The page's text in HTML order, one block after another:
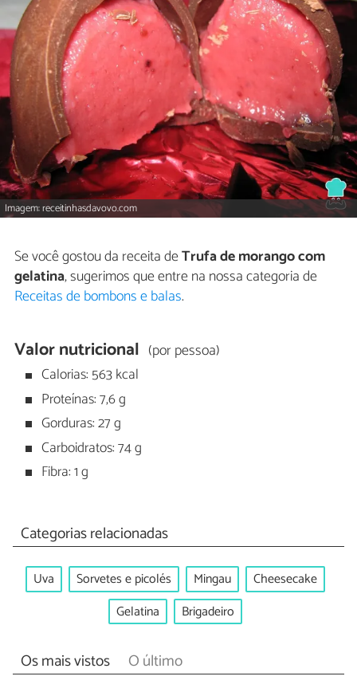
Imagem: receitinhasdavovo.com
Se você gostou da receita deTrufa de morango com
gelatina, sugerimos que entre na nossa categoria de
Receitas de bombons e balas.
Valor nutricional (por pessoa)
Calorias: 563 kcal
Proteínas: 7,6 g
Gorduras: 27 g
Carboidratos: 74 g
Fibra: 1 g
Categorias relacionadas
Uva Sorvetes e picolés Mingau
Cheesecake
Gelatina
Brigadeiro
Os mais vistos O último